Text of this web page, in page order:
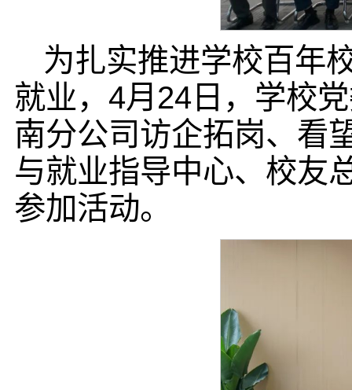
为扎实推进学校百年
就业，4月24日，学校
南分公司访企拓岗、看
与就业指导中心、校友
参加活动。